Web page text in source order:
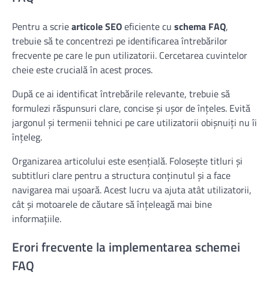
Pentru a scriearticole SEOeficiente cu schema FAQ,
trebuie să te concentrezi pe identificarea întrebărilor
frecvente pe care le pun utilizatorii. Cercetarea cuvintelor
cheie este crucială în acest proces.
După ce ai identificat întrebările relevante, trebuie să
formulezi răspunsuri clare, concise și ușor de înțeles. Evită
jargonul și termenii tehnici pe care utilizatorii obișnuiți nu îi
înțeleg.
Organizarea articolului este esențială. Folosește titluri și
subtitluri clare pentru a structura conținutul și a face
navigarea mai ușoară. Acest lucru va ajuta atât utilizatorii,
cât și motoarele de căutare să înțeleagă mai bine
informațiile.
Erori frecvente la implementarea schemei
FAQ